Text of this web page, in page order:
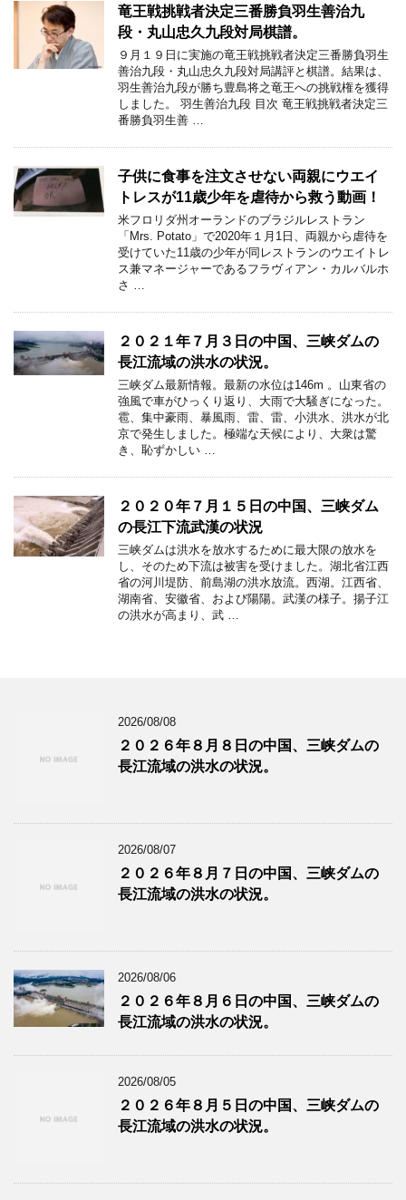
竜王戦挑戦者決定三番勝負羽生善治九
段・丸山忠久九段対局棋譜。
９月１９日に実施の竜王戦挑戦者決定三番勝負羽生
善治九段・丸山忠久九段対局講評と棋譜。結果は、
羽生善治九段が勝ち豊島将之竜王への挑戦権を獲得
しました。 羽生善治九段 目次 竜王戦挑戦者決定三
番勝負羽生善 …
子供に食事を注文させない両親にウエイ
トレスが11歳少年を虐待から救う動画！
米フロリダ州オーランドのブラジルレストラン
「Mrs. Potato」で2020年１月1日、両親から虐待を
受けていた11歳の少年が同レストランのウエイトレ
ス兼マネージャーであるフラヴィアン・カルバルホ
さ …
２０２１年７月３日の中国、三峡ダムの
長江流域の洪水の状況。
三峡ダム最新情報。最新の水位は146m 。山東省の
強風で車がひっくり返り、大雨で大騒ぎになった。
雹、集中豪雨、暴風雨、雷、雷、小洪水、洪水が北
京で発生しました。極端な天候により、大衆は驚
き、恥ずかしい …
２０２０年７月１５日の中国、三峡ダム
の長江下流武漢の状況
三峡ダムは洪水を放水するために最大限の放水を
し、そのため下流は被害を受けました。湖北省江西
省の河川堤防、前島湖の洪水放流。西湖。江西省、
湖南省、安徽省、および陽陽。武漢の様子。揚子江
の洪水が高まり、武 …
2026/08/08
２０２６年８月８日の中国、三峡ダムの
長江流域の洪水の状況。
2026/08/07
２０２６年８月７日の中国、三峡ダムの
長江流域の洪水の状況。
2026/08/06
２０２６年８月６日の中国、三峡ダムの
長江流域の洪水の状況。
2026/08/05
２０２６年８月５日の中国、三峡ダムの
長江流域の洪水の状況。